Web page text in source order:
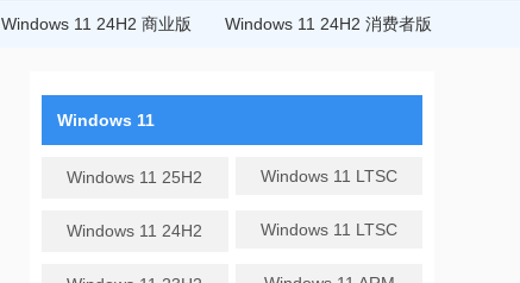
Windows 11 24H2 商业版 Windows 11 24H2 消费者版
Windows 11
Windows 11 25H2 Windows 11 LTSC
Windows 11 24H2 Windows 11 LTSC